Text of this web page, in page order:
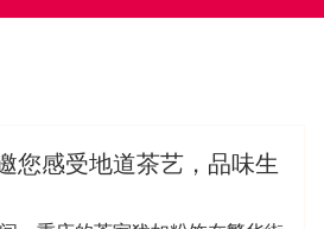
您感受地道茶艺，品味生